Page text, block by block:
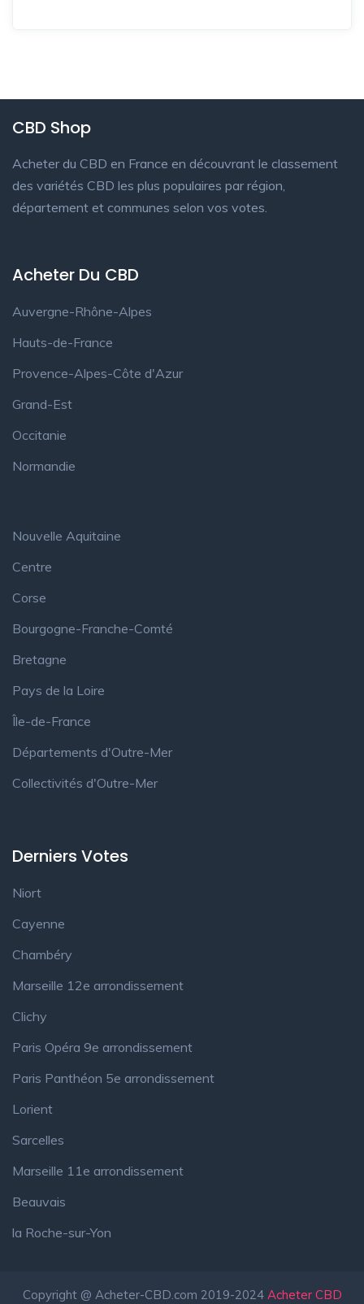
CBD Shop
Acheter du CBD en France en découvrant le classement
des variétés CBD les plus populaires par région,
département et communes selon vos votes.
Acheter Du CBD
Auvergne-Rhône-Alpes
Hauts-de-France
Provence-Alpes-Côte d'Azur
Grand-Est
Occitanie
Normandie
Nouvelle Aquitaine
Centre
Corse
Bourgogne-Franche-Comté
Bretagne
Pays de la Loire
Île-de-France
Départements d'Outre-Mer
Collectivités d'Outre-Mer
Derniers Votes
Niort
Cayenne
Chambéry
Marseille 12e arrondissement
Clichy
Paris Opéra 9e arrondissement
Paris Panthéon 5e arrondissement
Lorient
Sarcelles
Marseille 11e arrondissement
Beauvais
la Roche-sur-Yon
Copyright @ Acheter-CBD.com 2019-2024 Acheter CBD